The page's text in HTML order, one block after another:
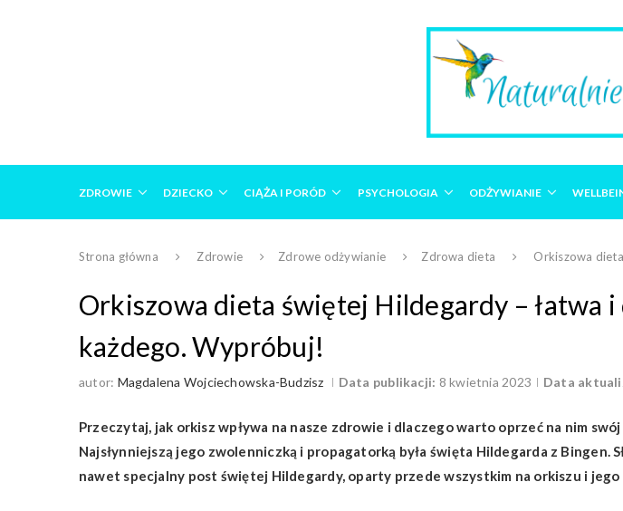
ZDROWIE DZIECKO CIĄŻA I PORÓD PSYCHOLOGIA ODŻYWIANIE
Strona główna Zdrowie Zdrowe odżywianie Zdrowa dieta Orkiszowa
Orkiszowa dieta świętej Hildegardy – łatwa i
każdego. Wypróbuj!
autor: Magdalena Wojciechowska-Budzisz Data publikacji: 8 kwietnia 2023 Data
Przeczytaj, jak orkisz wpływa na nasze zdrowie i dlaczego warto oprzeć na nim
Najsłynniejszą jego zwolenniczką i propagatorką była święta Hildegarda z Bingen.
nawet specjalny post świętej Hildegardy, oparty przede wszystkim na orkiszu i